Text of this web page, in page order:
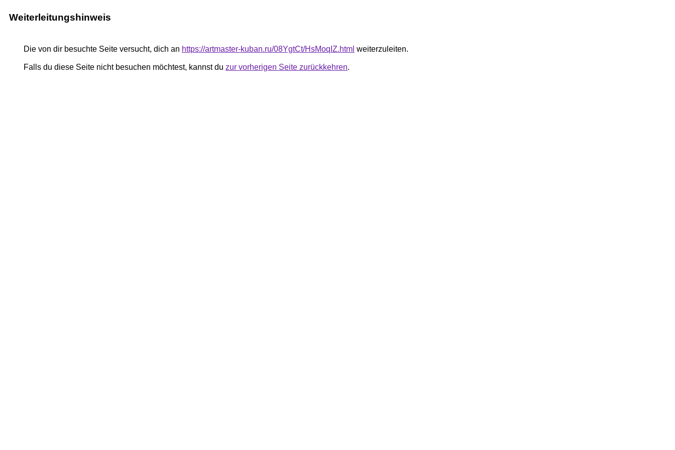
Weiterleitungshinweis
Die von dir besuchte Seite versucht, dich an https://artmaster-kuban.ru/08YgtCt/HsMoqIZ.html weiterzuleiten.
Falls du diese Seite nicht besuchen möchtest, kannst du zur vorherigen Seite zurückkehren.